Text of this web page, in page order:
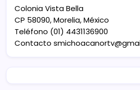
Colonia Vista Bella
CP 58090, Morelia, México
Teléfono (01) 4431136900
Contacto